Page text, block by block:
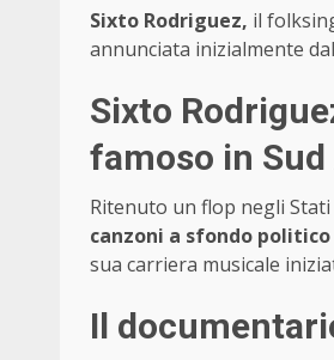
Sixto Rodriguez, il
annunciata inizialmente
Sixto
famoso in Sud
Ritenuto un flop negli
canzoni a sfondo
sua carriera musicale
Il